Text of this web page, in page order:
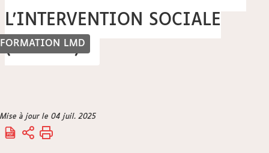
FORMATION LMD
L'INTERVENTION SOCIALE
(ANACIS)
Vous
êtes
Accueil
Mise à jour le 04 juil. 2025